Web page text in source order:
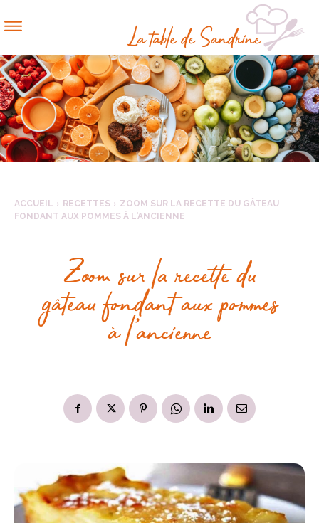
ACCUEIL RECETTES
ZOOM SUR LA RECETTE DU GÂTEAU
FONDANT AUX POMMES À L'ANCIENNE
Zoom sur la recette du
gâteau fondant aux pommes
à l’ancienne